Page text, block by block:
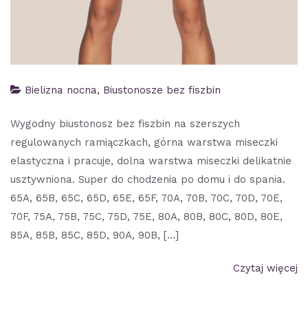
Bielizna nocna, Biustonosze bez fiszbin
Wygodny biustonosz bez fiszbin na szerszych
regulowanych ramiączkach, górna warstwa miseczki
elastyczna i pracuje, dolna warstwa miseczki delikatnie
usztywniona. Super do chodzenia po domu i do spania.
65A, 65B, 65C, 65D, 65E, 65F, 70A, 70B, 70C, 70D, 70E,
70F, 75A, 75B, 75C, 75D, 75E, 80A, 80B, 80C, 80D, 80E,
85A, 85B, 85C, 85D, 90A, 90B, […]
Czytaj więcej